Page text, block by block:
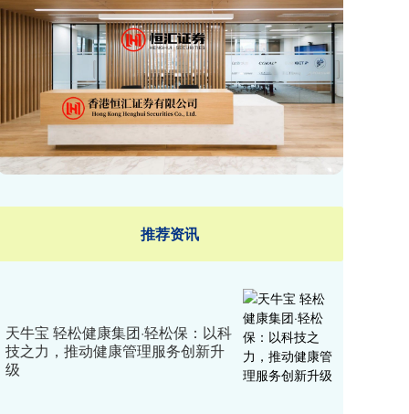
推荐资讯
天牛宝 轻松健康集团·轻松保：以科
技之力，推动健康管理服务创新升
级